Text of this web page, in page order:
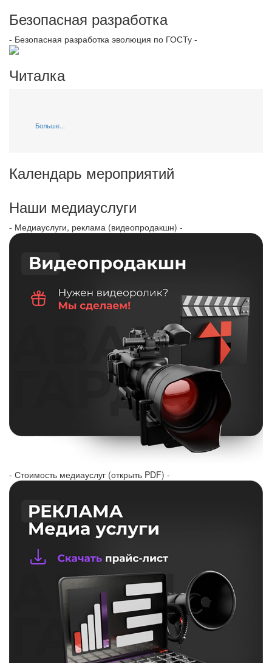
Безопасная разработка
- Безопасная разработка эволюция по ГОСТу -
Читалка
Больше...
Календарь мероприятий
Наши медиауслуги
- Медиауслуги, реклама (видеопродакшн) -
- Стоимость медиауслуг (открыть PDF) -